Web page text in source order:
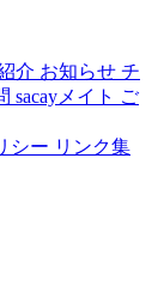
介 お知らせ チ
sacayメイト ご
シー リンク集